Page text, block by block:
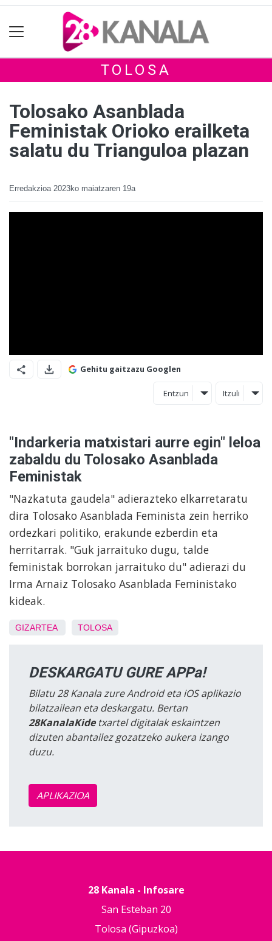
TOLOSA
Tolosako Asanblada
Feministak Orioko erailketa
salatu du Trianguloa plazan
Erredakzioa 2023ko maiatzaren 19a
Gehitu gaitzazu Googlen
Entzun Itzuli
"Indarkeria matxistari aurre egin" leloa
zabaldu du Tolosako Asanblada
Feministak
"Nazkatuta gaudela" adierazteko elkarretaratu
dira Tolosako Asanblada Feminista zein herriko
ordezkari politiko, erakunde ezberdin eta
herritarrak. "Guk jarraituko dugu, talde
feministak borrokan jarraituko du" adierazi du
Irma Arnaiz Tolosako Asanblada Feministako
kideak.
GIZARTEA TOLOSA
DESKARGATU GURE APPa!
Bilatu 28 Kanala zure Android eta iOS aplikazio
bilatzailean eta deskargatu. Bertan
28KanalaKidetxartel digitalak eskaintzen
dizuten abantailez gozatzeko aukera izango
duzu.
APLIKAZIOA
28 Kanala - Infosare
San Esteban 20
Tolosa (Gipuzkoa)